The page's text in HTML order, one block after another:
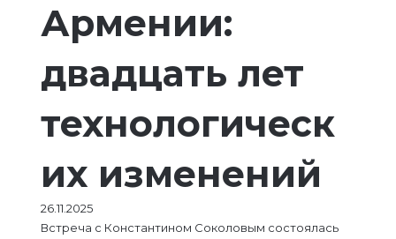
Армении:
двадцать лет
технологическ
их изменений
26.11.2025
Встреча с Константином Соколовым состоялась